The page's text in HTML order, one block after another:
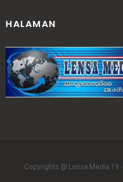
HALAMAN
Copyrights @ Lensa Media 19 -